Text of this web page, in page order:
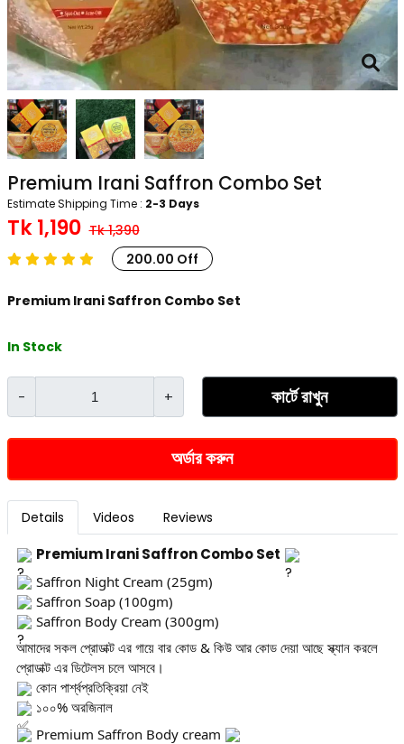
Premium Irani Saffron Combo Set
Estimate Shipping Time : 2-3 Days
Tk 1,190 Tk 1,390
200.00 Off
Premium Irani Saffron Combo Set
In Stock
- + কার্টে রাখুন
অর্ডার করুন
Details Videos Reviews
Premium Irani Saffron Combo Set
Saffron Night Cream (25gm)
Saffron Soap (100gm)
Saffron Body Cream (300gm)
আমাদের সকল প্রোডাক্ট এর গায়ে বার কোড & কিউ আর কোড দেয়া আছে স্ক্যান করলে
প্রোডাক্ট এর ডিটেলস চলে আসবে।
কোন পার্শ্বপ্রতিক্রিয়া নেই
১০০% অরজিনাল
Premium Saffron Body cream